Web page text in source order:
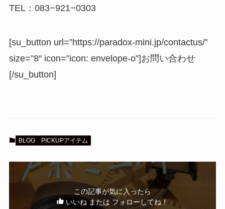
TEL：083−921−0303
[su_button url=”https://paradox-mini.jp/contactus/”
size=”8″ icon=”icon: envelope-o”]お問い合わせ
[/su_button]
BLOG PICKUPアイテム
この記事が気に入ったら
いいね または フォローしてね！